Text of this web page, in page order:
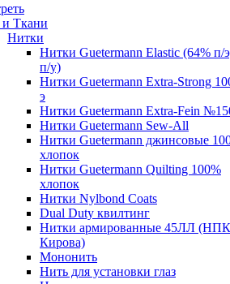
Ткани
Нитки
Нитки Guetermann Elastic (64% п/
п/у)
Нитки Guetermann Extra-Strong
э
Нитки Guetermann Extra-Fein
Нитки Guetermann Sew-All
Нитки Guetermann джинсовые
хлопок
Нитки Guetermann Quilting 100%
хлопок
Нитки Nylbond Coats
Dual Duty квилтинг
Нитки армированные 45ЛЛ
Кирова)
Мононить
Нить для установки глаз